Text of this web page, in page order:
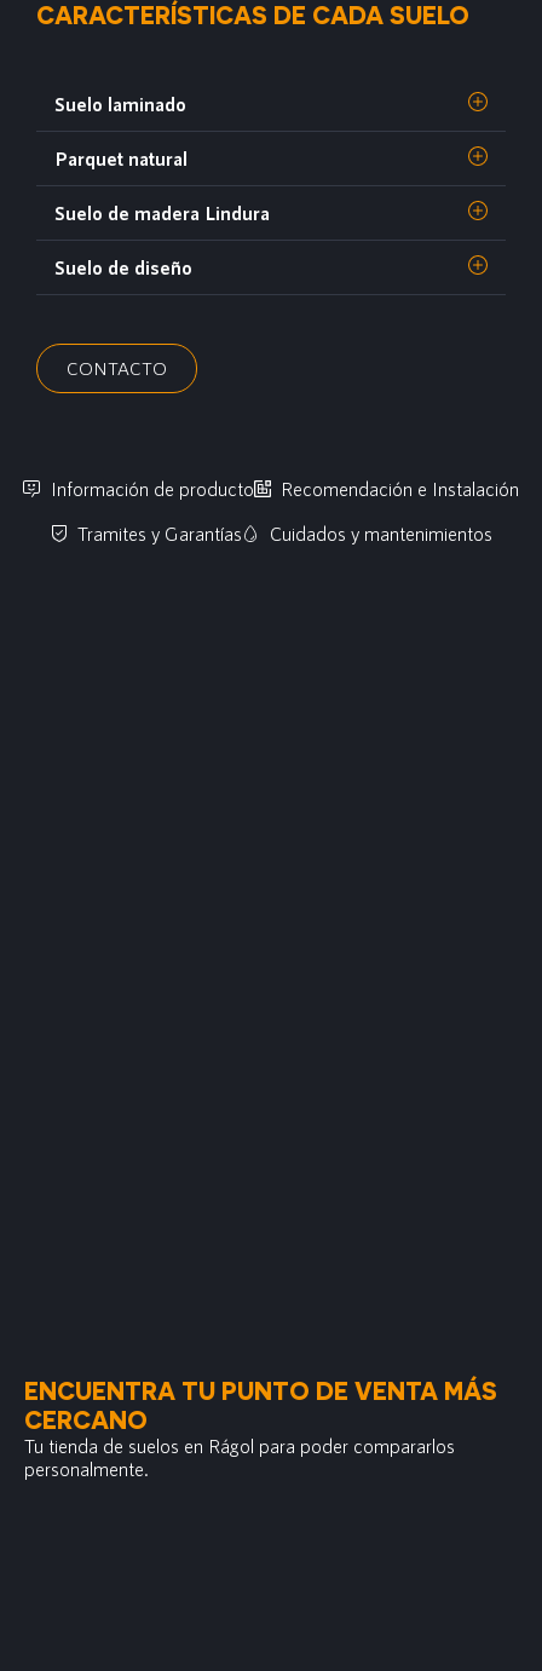
CARACTERÍSTICAS DE CADA SUELO
Suelo laminado
Parquet natural
Suelo de madera Lindura
Suelo de diseño
CONTACTO
Información de producto
Recomendación e Instalación
Tramites y Garantías
Cuidados y mantenimientos
ENCUENTRA TU PUNTO DE VENTA MÁS
CERCANO
Tu tienda de suelos en Rágol para poder compararlos
personalmente.